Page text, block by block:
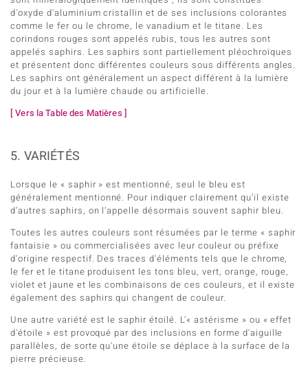
d'oxyde d'aluminium cristallin et de ses inclusions colorantes
comme le fer ou le chrome, le vanadium et le titane. Les
corindons rouges sont appelés rubis, tous les autres sont
appelés saphirs. Les saphirs sont partiellement pléochroïques
et présentent donc différentes couleurs sous différents angles.
Les saphirs ont généralement un aspect différent à la lumière
du jour et à la lumière chaude ou artificielle.
[ Vers la Table des Matières ]
5. VARIÉTÉS
Lorsque le « saphir » est mentionné, seul le bleu est
généralement mentionné. Pour indiquer clairement qu’il existe
d’autres saphirs, on l’appelle désormais souvent saphir bleu.
Toutes les autres couleurs sont résumées par le terme « saphir
fantaisie » ou commercialisées avec leur couleur ou préfixe
d'origine respectif. Des traces d'éléments tels que le chrome,
le fer et le titane produisent les tons bleu, vert, orange, rouge,
violet et jaune et les combinaisons de ces couleurs, et il existe
également des saphirs qui changent de couleur.
Une autre variété est le saphir étoilé. L'« astérisme » ou « effet
d'étoile » est provoqué par des inclusions en forme d'aiguille
parallèles, de sorte qu'une étoile se déplace à la surface de la
pierre précieuse.